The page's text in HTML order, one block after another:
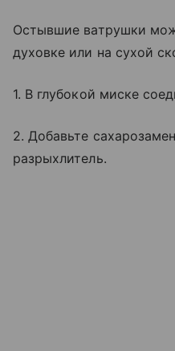
Остывшие ватрушки
духовке или на сухой
1. В глубокой миске
2. Добавьте
разрыхлитель.